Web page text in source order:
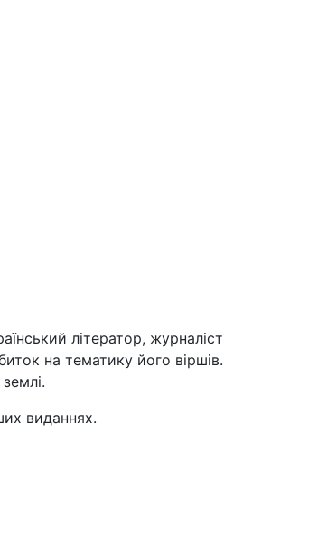
літератор, журналіст
на тематику його віршів.
виданнях.